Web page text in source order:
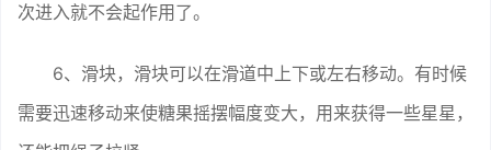
次进入就不会起作用了。
6、滑块，滑块可以在滑道中上下或左右移动。有时候
需要迅速移动来使糖果摇摆幅度变大，用来获得一些星星，